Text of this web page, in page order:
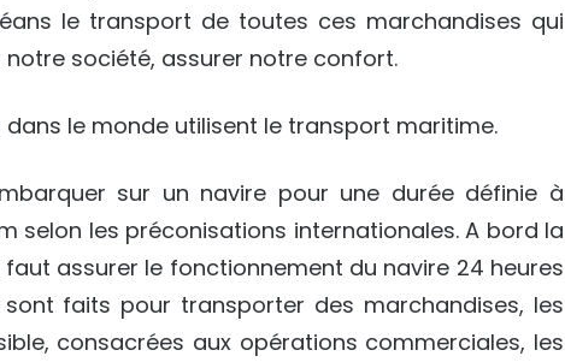
le transport de toutes ces marchandises qui
société, assurer notre confort.
le monde utilisent le transport maritime.
sur un navire pour une durée définie à
selon les préconisations internationales. A bord la
assurer le fonctionnement du navire 24 heures
faits pour transporter des marchandises, les
consacrées aux opérations commerciales, les